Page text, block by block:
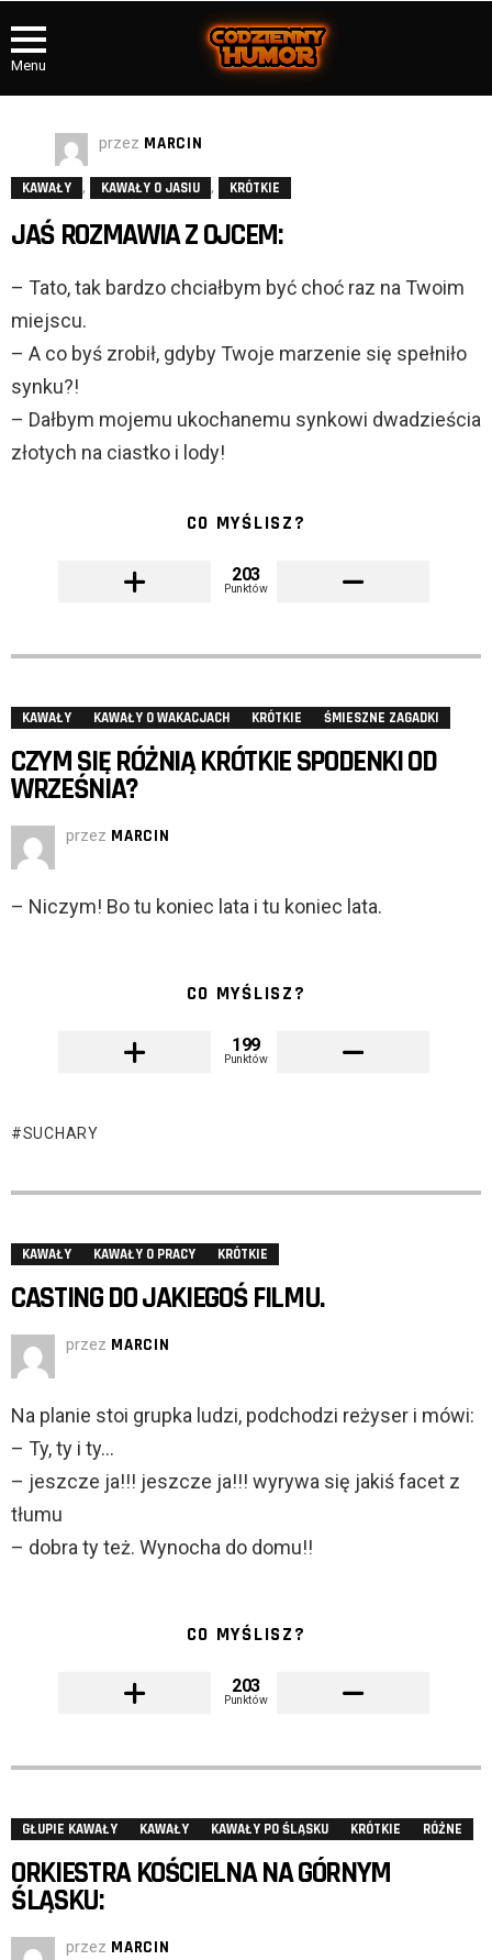
Menu
przez MARCIN
KAWAŁY , KAWAŁY O JASIU , KRÓTKIE
JAŚ ROZMAWIA Z OJCEM:
– Tato, tak bardzo chciałbym być choć raz na Twoim
miejscu.
– A co byś zrobił, gdyby Twoje marzenie się spełniło
synku?!
– Dałbym mojemu ukochanemu synkowi dwadzieścia
złotych na ciastko i lody!
CO MYŚLISZ?
203
Punktów
KAWAŁY KAWAŁY O WAKACJACH KRÓTKIE ŚMIESZNE ZAGADKI
CZYM SIĘ RÓŻNIĄ KRÓTKIE SPODENKI OD
WRZEŚNIA?
przez MARCIN
– Niczym! Bo tu koniec lata i tu koniec lata.
CO MYŚLISZ?
199
Punktów
SUCHARY
KAWAŁY KAWAŁY O PRACY KRÓTKIE
CASTING DO JAKIEGOŚ FILMU.
przez MARCIN
Na planie stoi grupka ludzi, podchodzi reżyser i mówi:
– Ty, ty i ty…
– jeszcze ja!!! jeszcze ja!!! wyrywa się jakiś facet z
tłumu
– dobra ty też. Wynocha do domu!!
CO MYŚLISZ?
203
Punktów
GŁUPIE KAWAŁY KAWAŁY KAWAŁY PO ŚLĄSKU KRÓTKIE RÓŻNE
ORKIESTRA KOŚCIELNA NA GÓRNYM
ŚLĄSKU:
przez MARCIN